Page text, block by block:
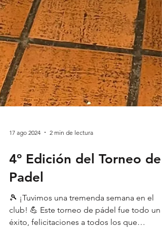
17 ago 2024 2 min de lectura
4º Edición del Torneo de